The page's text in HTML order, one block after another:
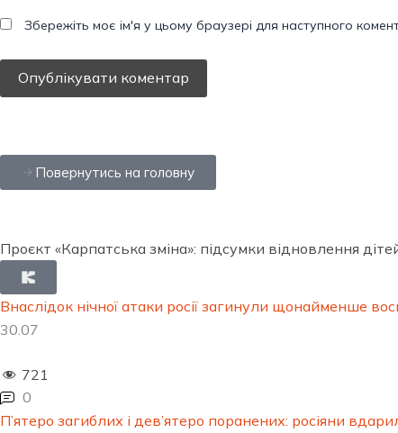
Збережіть моє ім'я у цьому браузері для наступного
Повернутись на головну
Проєкт «Карпатська зміна»: підсумки відновлення
Внаслідок нічної атаки росії загинули щонайменше
30.07
721
0
П’ятеро загиблих і дев’ятеро поранених: росіяни